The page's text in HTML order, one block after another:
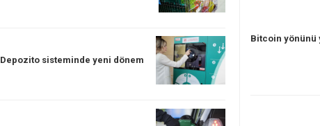
Depozito sisteminde yeni dönem
Bitcoin yönünü